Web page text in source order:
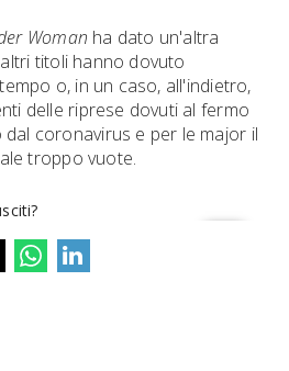
Woman ha dato un'altra
titoli hanno dovuto
o, in un caso, all'indietro,
delle riprese dovuti al fermo
coronavirus e per le major il
troppo vuote.